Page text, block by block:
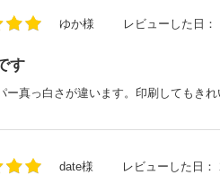
ゆか様 レビューした日：
す
ー真っ白さが違います。印刷してもき
date様 レビューした日：